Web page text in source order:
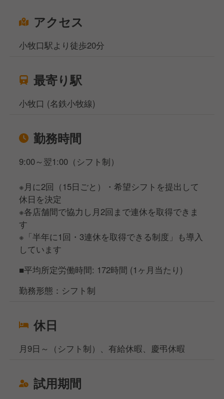
アクセス
小牧口駅より徒歩20分
最寄り駅
小牧口 (名鉄小牧線)
勤務時間
9:00～翌1:00（シフト制）
※月に2回（15日ごと）・希望シフトを提出して
休日を決定
※各店舗間で協力し月2回まで連休を取得できま
す
※「半年に1回・3連休を取得できる制度」も導入
しています
■平均所定労働時間: 172時間 (1ヶ月当たり)
勤務形態：シフト制
休日
月9日～（シフト制）、有給休暇、慶弔休暇
試用期間